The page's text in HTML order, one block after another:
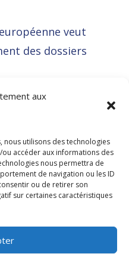
aux
nous utilisons des technologies
accéder aux informations des
nous permettra de
de navigation ou les ID
ou de retirer son
sur certaines caractéristiques
veut
des dossiers
européenne
RGPD
par le biais